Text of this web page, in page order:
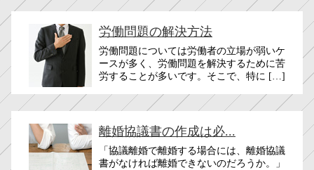
労働問題の解決方法
労働問題については労働者の立場が弱いケ
ースが多く、労働問題を解決するために苦
労することが多いです。そこで、特に […]
離婚協議書の作成は必...
「協議離婚で離婚する場合には、離婚協議
書がなければ離婚できないのだろうか。」